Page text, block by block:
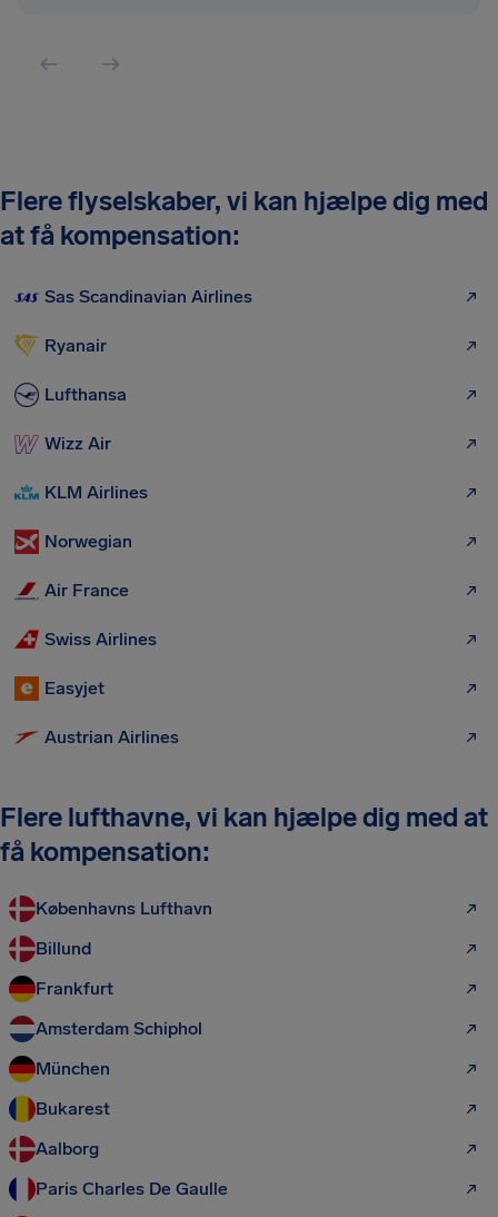
Flere flyselskaber, vi kan hjælpe dig med
at få kompensation:
Sas Scandinavian Airlines
Ryanair
Lufthansa
Wizz Air
KLM Airlines
Norwegian
Air France
Swiss Airlines
Easyjet
Austrian Airlines
Flere lufthavne, vi kan hjælpe dig med at
få kompensation:
Københavns Lufthavn
Billund
Frankfurt
Amsterdam Schiphol
München
Bukarest
Aalborg
Paris Charles De Gaulle